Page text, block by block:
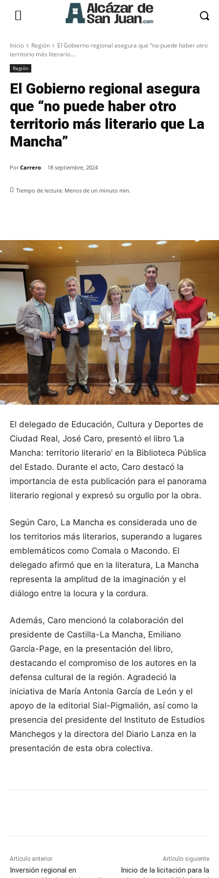
Inicio Región
El Gobierno regional asegura que “no puede haber otro
territorio más literario...
Región
El Gobierno regional asegura
que “no puede haber otro
territorio más literario que La
Mancha”
Por Carrero 18 septiembre, 2024
Tiempo de lectura: Menos de un minuto min.
El delegado de Educación, Cultura y Deportes de
Ciudad Real, José Caro, presentó el libro ‘La
Mancha: territorio literario’ en la Biblioteca Pública
del Estado. Durante el acto, Caro destacó la
importancia de esta publicación para el panorama
literario regional y expresó su orgullo por la obra.
Según Caro, La Mancha es considerada uno de
los territorios más literarios, superando a lugares
emblemáticos como Comala o Macondo. El
delegado afirmó que en la literatura, La Mancha
representa la amplitud de la imaginación y el
diálogo entre la locura y la cordura.
Además, Caro mencionó la colaboración del
presidente de Castilla-La Mancha, Emiliano
García-Page, en la presentación del libro,
destacando el compromiso de los autores en la
defensa cultural de la región. Agradeció la
iniciativa de María Antonia García de León y el
apoyo de la editorial Sial-Pigmalión, así como la
presencia del presidente del Instituto de Estudios
Manchegos y la directora del Diario Lanza en la
presentación de esta obra colectiva.
Artículo anterior
Inversión regional en
Artículo siguiente
Inicio de la licitación para la